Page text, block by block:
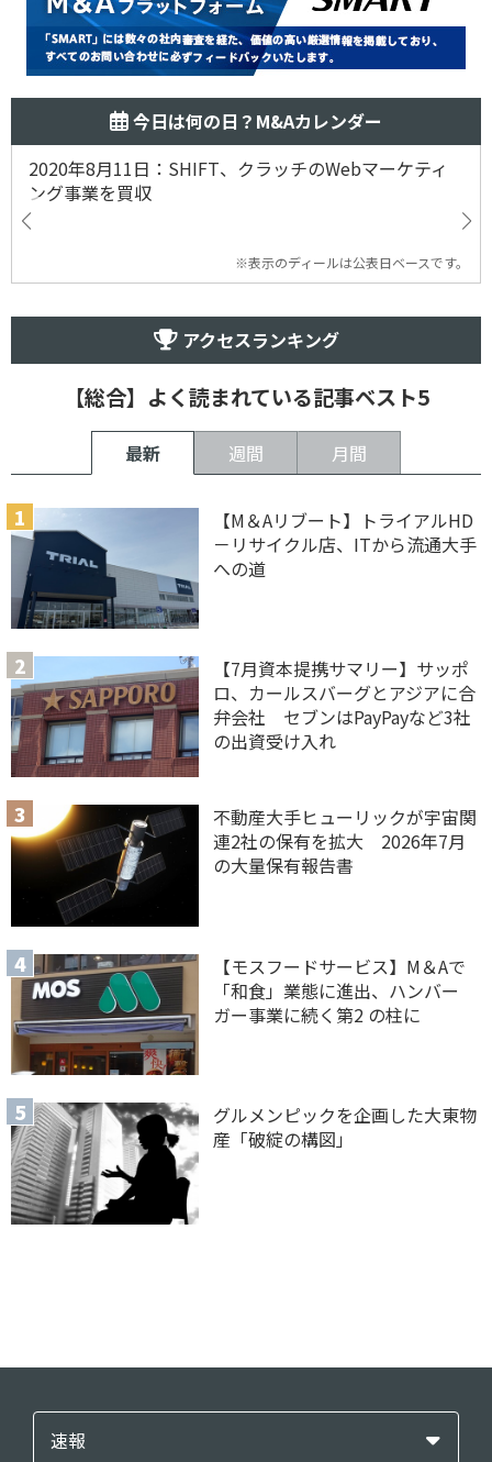
今日は何の日？M&Aカレンダー
2020年8月11日：SHIFT、クラッチのWebマーケティ
ング事業を買収
※表示のディールは公表日ベースです。
アクセスランキング
【総合】よく読まれている記事ベスト5
最新 週間 月間
【M＆Aリブート】トライアルHD
－リサイクル店、ITから流通大手
への道
【7月資本提携サマリー】サッポ
ロ、カールスバーグとアジアに合
弁会社 セブンはPayPayなど3社
の出資受け入れ
不動産大手ヒューリックが宇宙関
連2社の保有を拡大 2026年7月
の大量保有報告書
【モスフードサービス】M＆Aで
「和食」業態に進出、ハンバー
ガー事業に続く第2 の柱に
グルメンピックを企画した大東物
産「破綻の構図」
速報